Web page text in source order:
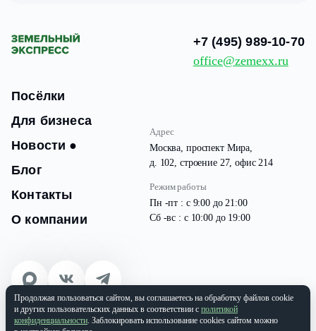
Посёлки
Для бизнеса
Новости ●
Блог
Контакты
О компании
Адрес
Москва, проспект Мира,
д. 102, строение 27, офис 214
Режим работы
Пн -пт : с 9:00 до 21:00
Сб -вс : с 10:00 до 19:00
+7 (495) 989-10-70
office@zemexx.ru
© 2026 Все права защищены
ООО «ЗЕМЭКС» ИНН: 9701087133 | ОГРН: 1177746937565
Продолжая пользоваться сайтом, вы соглашаетесь на обработку файлов cookie
и других пользовательских данных в соответствии с политикой
конфиденциальности. Заблокировать использование cookies сайтом можно